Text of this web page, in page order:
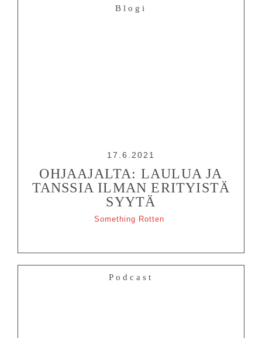
Blogi
17.6.2021
OHJAAJALTA: LAULUA JA
TANSSIA ILMAN ERITYISTÄ
SYYTÄ
Something Rotten
Podcast